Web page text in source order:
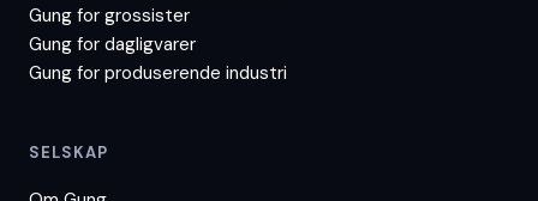
Gung for grossister
Gung for dagligvarer
Gung for produserende industri
SELSKAP